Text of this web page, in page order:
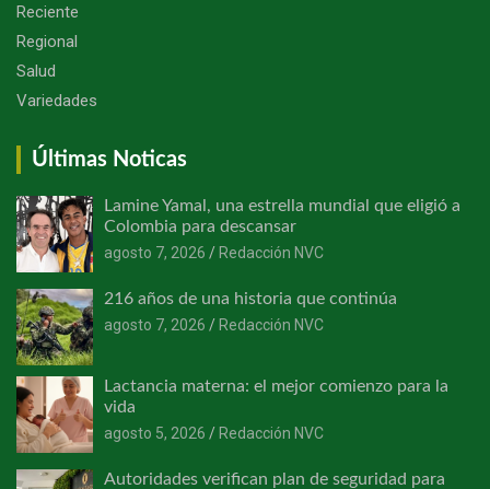
Reciente
Regional
Salud
Variedades
Últimas Noticas
Lamine Yamal, una estrella mundial que eligió a
Colombia para descansar
agosto 7, 2026
Redacción NVC
216 años de una historia que continúa
agosto 7, 2026
Redacción NVC
Lactancia materna: el mejor comienzo para la
vida
agosto 5, 2026
Redacción NVC
Autoridades verifican plan de seguridad para